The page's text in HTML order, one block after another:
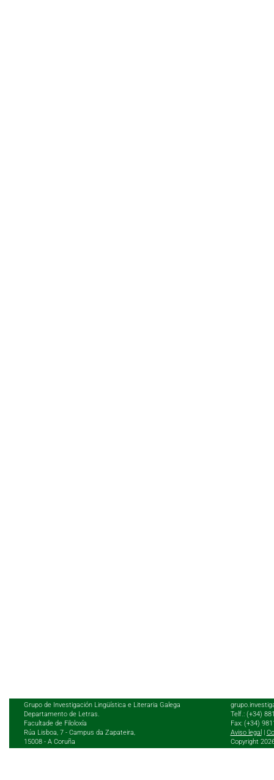
Grupo de Investigación Lingüística e Literaria Galega
Departamento de Letras.
Facultade de Filoloxía
Rúa Lisboa, 7 - Campus da Zapateira,
15008 - A Coruña
Telf.: (+34)
Fax: (+34)
Aviso legal
Copyright